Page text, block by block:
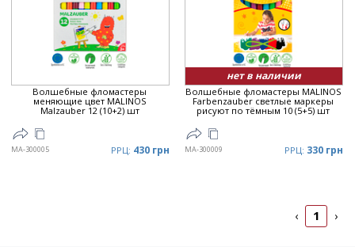
Волшебные фломастеры
меняющие цвет MALINOS
Malzauber 12 (10+2) шт
MA-300005 РРЦ: 430 грн
нет в наличии
Волшебные фломастеры MALINOS
Farbenzauber светлые маркеры
рисуют по тёмным 10 (5+5) шт
MA-300009 РРЦ: 330 грн
‹ 1 ›